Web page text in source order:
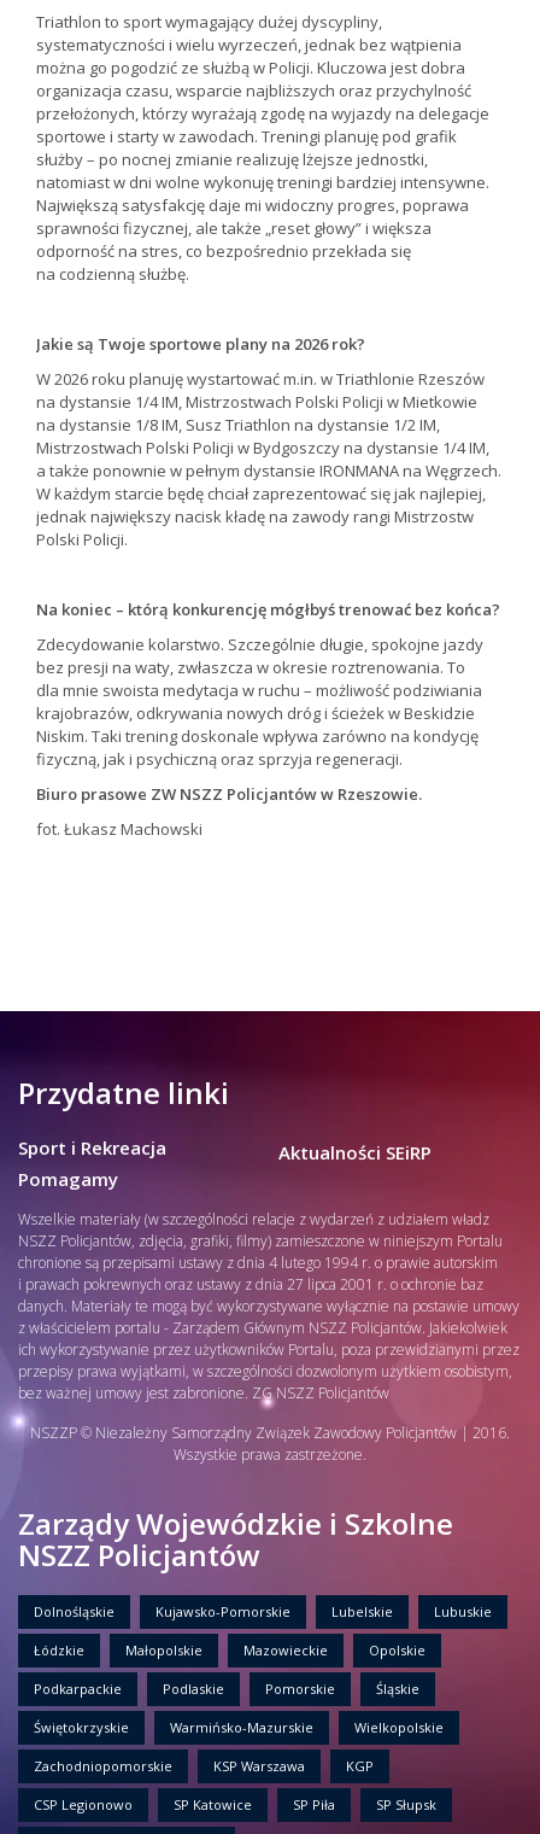
Triathlon to sport wymagający dużej dyscypliny,
systematyczności i wielu wyrzeczeń, jednak bez wątpienia
można go pogodzić ze służbą w Policji. Kluczowa jest dobra
organizacja czasu, wsparcie najbliższych oraz przychylność
przełożonych, którzy wyrażają zgodę na wyjazdy na delegacje
sportowe i starty w zawodach. Treningi planuję pod grafik
służby – po nocnej zmianie realizuję lżejsze jednostki,
natomiast w dni wolne wykonuję treningi bardziej intensywne.
Największą satysfakcję daje mi widoczny progres, poprawa
sprawności fizycznej, ale także „reset głowy” i większa
odporność na stres, co bezpośrednio przekłada się
na codzienną służbę.
Jakie są Twoje sportowe plany na 2026 rok?
W 2026 roku planuję wystartować m.in. w Triathlonie Rzeszów
na dystansie 1/4 IM, Mistrzostwach Polski Policji w Mietkowie
na dystansie 1/8 IM, Susz Triathlon na dystansie 1/2 IM,
Mistrzostwach Polski Policji w Bydgoszczy na dystansie 1/4 IM,
a także ponownie w pełnym dystansie IRONMANA na Węgrzech.
W każdym starcie będę chciał zaprezentować się jak najlepiej,
jednak największy nacisk kładę na zawody rangi Mistrzostw
Polski Policji.
Na koniec – którą konkurencję mógłbyś trenować bez końca?
Zdecydowanie kolarstwo. Szczególnie długie, spokojne jazdy
bez presji na waty, zwłaszcza w okresie roztrenowania. To
dla mnie swoista medytacja w ruchu – możliwość podziwiania
krajobrazów, odkrywania nowych dróg i ścieżek w Beskidzie
Niskim. Taki trening doskonale wpływa zarówno na kondycję
fizyczną, jak i psychiczną oraz sprzyja regeneracji.
Biuro prasowe ZW NSZZ Policjantów w Rzeszowie.
fot. Łukasz Machowski
Przydatne linki
Sport i Rekreacja
Pomagamy
Aktualności SEiRP
Wszelkie materiały (w szczególności relacje z wydarzeń z udziałem władz
NSZZ Policjantów, zdjęcia, grafiki, filmy) zamieszczone w niniejszym Portalu
chronione są przepisami ustawy z dnia 4 lutego 1994 r. o prawie autorskim
i prawach pokrewnych oraz ustawy z dnia 27 lipca 2001 r. o ochronie baz
danych. Materiały te mogą być wykorzystywane wyłącznie na postawie umowy
z właścicielem portalu - Zarządem Głównym NSZZ Policjantów. Jakiekolwiek
ich wykorzystywanie przez użytkowników Portalu, poza przewidzianymi przez
przepisy prawa wyjątkami, w szczególności dozwolonym użytkiem osobistym,
bez ważnej umowy jest zabronione. ZG NSZZ Policjantów
NSZZP © Niezależny Samorządny Związek Zawodowy Policjantów | 2016.
Wszystkie prawa zastrzeżone.
Zarządy Wojewódzkie i Szkolne
NSZZ Policjantów
Dolnośląskie Kujawsko-Pomorskie Lubelskie Lubuskie
Łódzkie Małopolskie Mazowieckie Opolskie
Podkarpackie Podlaskie Pomorskie Śląskie
Świętokrzyskie Warmińsko-Mazurskie Wielkopolskie
Zachodniopomorskie KSP Warszawa KGP
CSP Legionowo SP Katowice SP Piła SP Słupsk